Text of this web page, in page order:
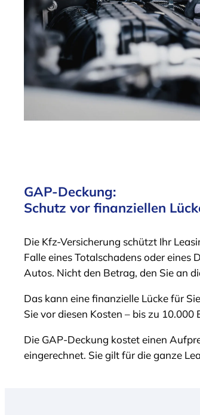
GAP-Deckung:
Schutz vor finanziellen
Die Kfz-Versicherung schützt Ihr
Falle eines Totalschadens oder eines
Autos. Nicht den Betrag, den Sie an
Das kann eine finanzielle Lücke für
Sie vor diesen Kosten – bis zu
Die GAP-Deckung kostet einen
eingerechnet. Sie gilt für die ganze